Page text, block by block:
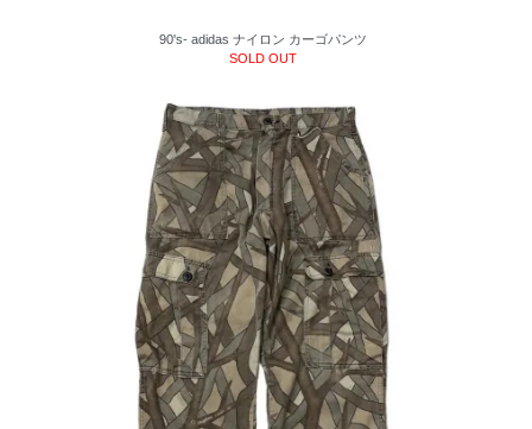
90's- adidas ナイロン カーゴパンツ
SOLD OUT